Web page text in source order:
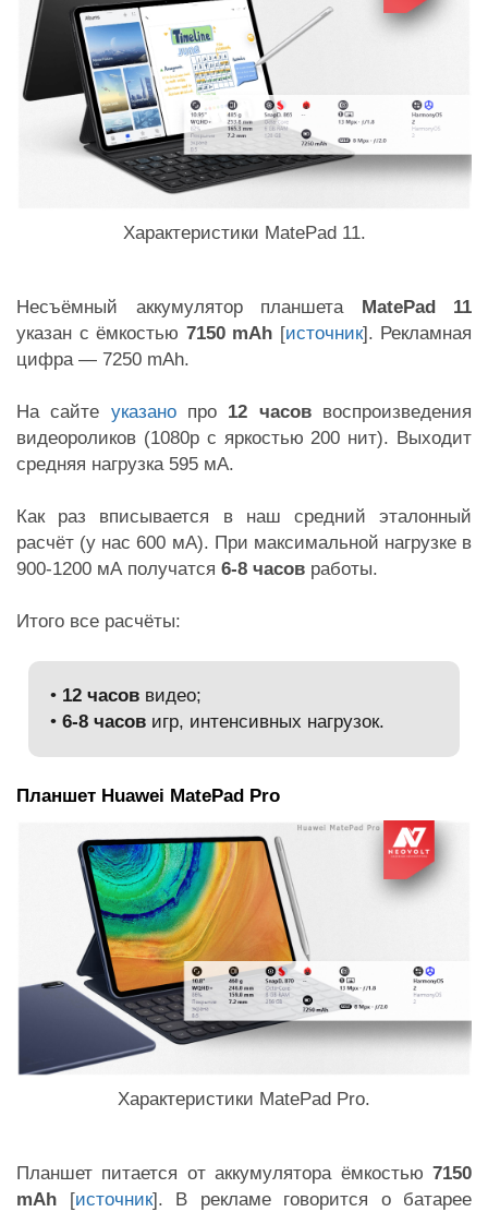
Характеристики MatePad 11.
Несъёмный аккумулятор планшета MatePad 11
указан с ёмкостью 7150 mAh [источник]. Рекламная
цифра — 7250 mAh.
На сайте указанопро 12 часоввоспроизведения
видеороликов (1080p с яркостью 200 нит). Выходит
средняя нагрузка 595 мА.
Как раз вписывается в наш средний эталонный
расчёт (у нас 600 мА). При максимальной нагрузке в
900-1200 мА получатся 6-8 часов работы.
Итого все расчёты:
• 12 часов видео;
•6-8 часов игр, интенсивных нагрузок.
Планшет Huawei MatePad Pro
Характеристики MatePad Pro.
Планшет питается от аккумулятора ёмкостью 7150
mAh [источник]. В рекламе говорится о батарее